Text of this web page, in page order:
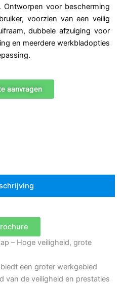
Ontworpen voor bescherming
voorzien van een veilig
dubbele afzuiging voor
en meerdere werkbladopties
aanvragen
– Hoge veiligheid, grote
een groter werkgebied
van de veiligheid en prestaties